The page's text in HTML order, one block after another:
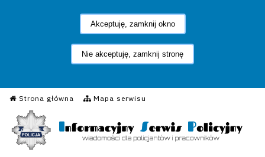
Akceptuję, zamknij okno
Nie akceptuję, zamknij stronę
Strona główna Mapa serwisu
Informacyjny Serwis